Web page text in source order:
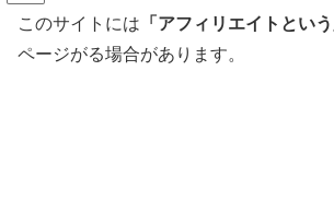
このサイトには 「アフィリエイトという
ページがる場合があります。